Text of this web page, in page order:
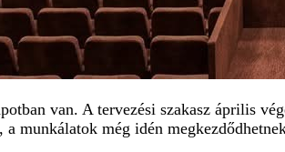
van. A tervezési szakasz április
munkálatok még idén